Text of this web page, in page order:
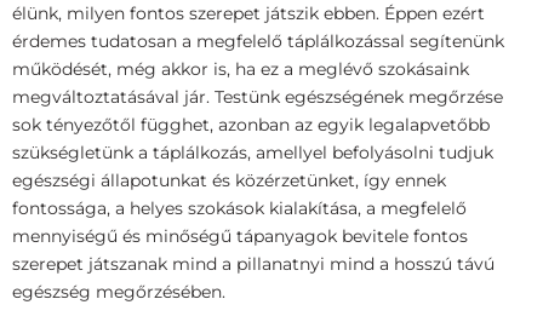
élünk, milyen fontos szerepet játszik ebben. Éppen ezért
érdemes tudatosan a megfelelő táplálkozással segítenünk
működését, még akkor is, ha ez a meglévő szokásaink
megváltoztatásával jár. Testünk egészségének megőrzése
sok tényezőtől függhet, azonban az egyik legalapvetőbb
szükségletünk a táplálkozás, amellyel befolyásolni tudjuk
egészségi állapotunkat és közérzetünket, így ennek
fontossága, a helyes szokások kialakítása, a megfelelő
mennyiségű és minőségű tápanyagok bevitele fontos
szerepet játszanak mind a pillanatnyi mind a hosszú távú
egészség megőrzésében.